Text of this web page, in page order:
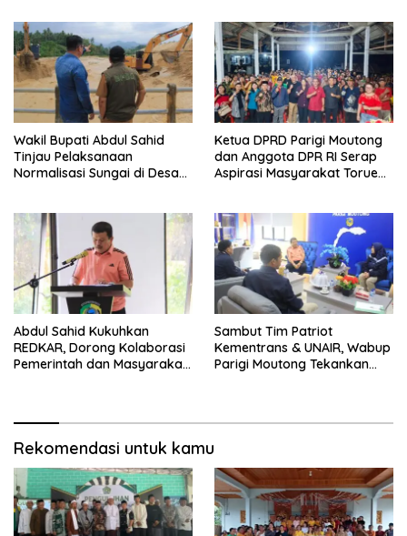
Wakil Bupati Abdul Sahid
Tinjau Pelaksanaan
Normalisasi Sungai di Desa
Ketua DPRD Parigi Moutong
dan Anggota DPR RI Serap
Aspirasi Masyarakat Torue
Abdul Sahid Kukuhkan
REDKAR, Dorong Kolaborasi
Pemerintah dan Masyarakat
Sambut Tim Patriot
Kementrans & UNAIR, Wabup
Parigi Moutong Tekankan
Rekomendasi untuk kamu